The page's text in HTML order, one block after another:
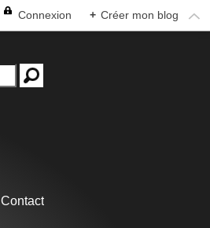
Connexion + Créer mon blog
Contact